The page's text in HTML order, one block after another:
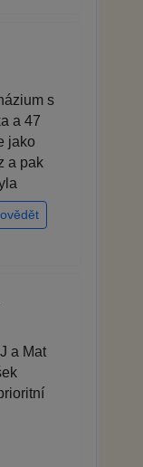
s
a 47
jako
a pak
a Mat